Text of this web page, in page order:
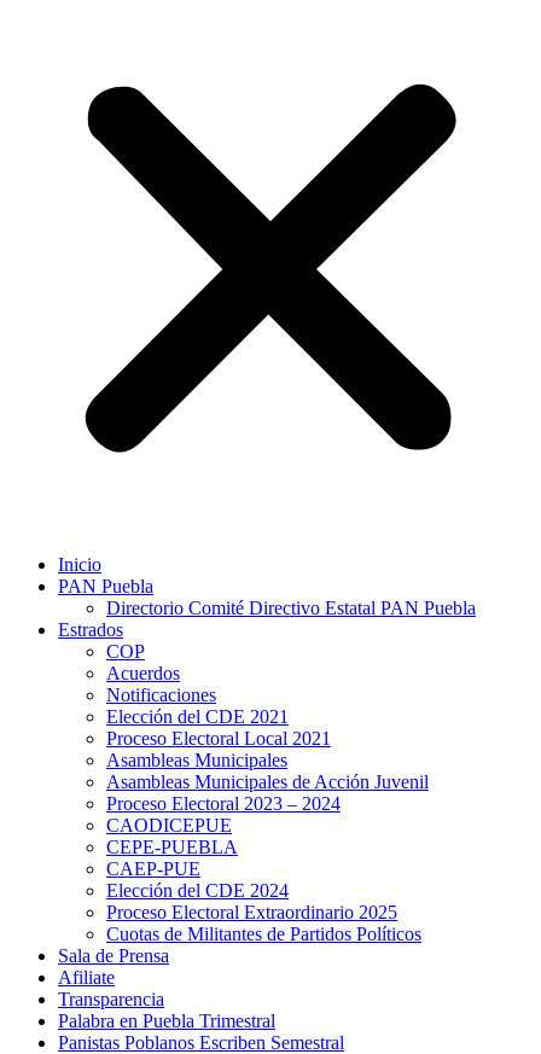
Inicio
PAN Puebla
Directorio Comité Directivo Estatal PAN Puebla
Estrados
COP
Acuerdos
Notificaciones
Elección del CDE 2021
Proceso Electoral Local 2021
Asambleas Municipales
Asambleas Municipales de Acción Juvenil
Proceso Electoral 2023 – 2024
CAODICEPUE
CEPE-PUEBLA
CAEP-PUE
Elección del CDE 2024
Proceso Electoral Extraordinario 2025
Cuotas de Militantes de Partidos Políticos
Sala de Prensa
Afiliate
Transparencia
Palabra en Puebla Trimestral
Panistas Poblanos Escriben Semestral